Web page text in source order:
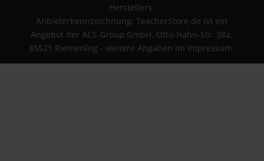
Herstellers.
Anbieterkennzeichnung: TeacherStore.de ist ein
Angebot der ACS Group GmbH, Otto-Hahn-Str. 38a,
85521 Riemerling - weitere Angaben im Impressum.